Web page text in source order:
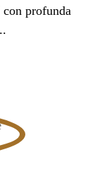
profunda